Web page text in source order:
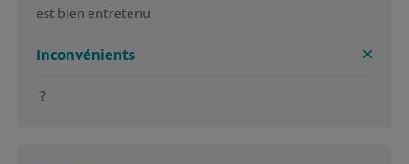
est bien entretenu
Inconvénients
?